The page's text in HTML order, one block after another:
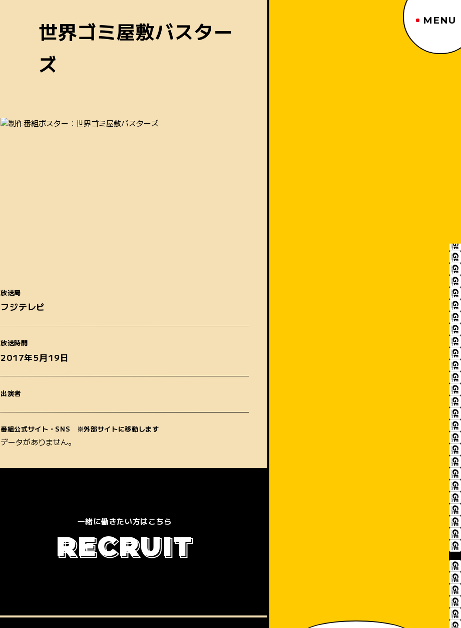
MENU
世界ゴミ屋敷バスター
ズ
放送局
フジテレビ
放送時間
2017年5月19日
出演者
番組公式サイト・SNS ※外部サイトに移動します
データがありません。
番組名
一緒に働きたい方はこちら
RECRUIT